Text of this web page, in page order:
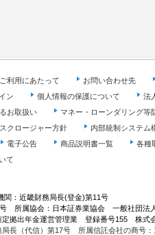
利用にあたって
お問い合わせ先
ン
個人情報の保護について
法
お取扱い
マネー・ローンダリング等
クロージャー方針
内部統制システム
電子公告 商品説明書一覧
各種
て
：近畿財務局長(登金)第11号
所属協会：日本証券業協会 一般社団法
拠出年金運営管理業 登録番号155 株式
長（代信）第17号 所属信託会社の商号